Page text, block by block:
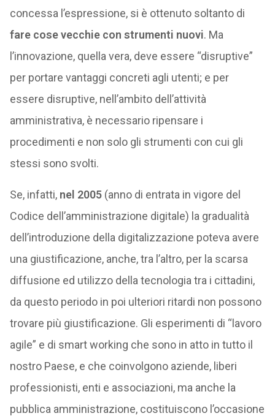
concessa l’espressione, si è ottenuto soltanto di
fare cose vecchie con strumenti nuovi. Ma
l’innovazione, quella vera, deve essere “disruptive”
per portare vantaggi concreti agli utenti; e per
essere disruptive, nell’ambito dell’attività
amministrativa, è necessario ripensare i
procedimenti e non solo gli strumenti con cui gli
stessi sono svolti.
Se, infatti,nel 2005(anno di entrata in vigore del
Codice dell’amministrazione digitale) la gradualità
dell’introduzione della digitalizzazione poteva avere
una giustificazione, anche, tra l’altro, per la scarsa
diffusione ed utilizzo della tecnologia tra i cittadini,
da questo periodo in poi ulteriori ritardi non possono
trovare più giustificazione. Gli esperimenti di “lavoro
agile” e di smart working che sono in atto in tutto il
nostro Paese, e che coinvolgono aziende, liberi
professionisti, enti e associazioni, ma anche la
pubblica amministrazione, costituiscono l’occasione